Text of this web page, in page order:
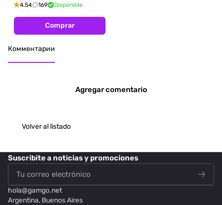
4.54 169 Disponible
Comprar
Комментарии
Agregar comentario
Volver al listado
Suscribitea noticias y promociones
hola@gamgo.net
Argentina, Buenos Aires